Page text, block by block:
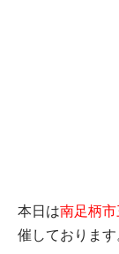
本日は南足柄
催しております